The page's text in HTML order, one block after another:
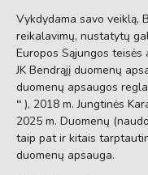
Vykdydama savo veiklą,
reikalavimų, nustatytų
Europos Sąjungos
JK Bendrąjį duomenų
duomenų apsaugos
“ ), 2018 m. Jungtinės
2025 m. Duomenų
taip pat ir kitais
duomenų apsauga.